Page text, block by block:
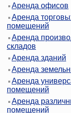
Аренда офисов
Аренда
помещений
Аренда
складов
Аренда зданий
Аренда
Аренда
помещений
Аренда
помещений